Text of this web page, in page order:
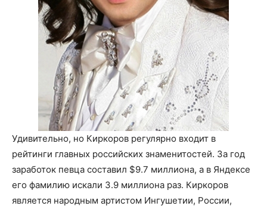
Удивительно, но Киркоров регулярно входит в
рейтинги главных российских знаменитостей. За год
заработок певца составил $9.7 миллиона, а в Яндексе
его фамилию искали 3.9 миллиона раз. Киркоров
является народным артистом Ингушетии, России,